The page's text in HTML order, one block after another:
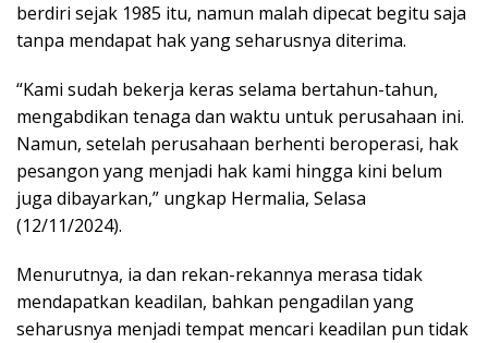
berdiri sejak 1985 itu, namun malah dipecat begitu saja
tanpa mendapat hak yang seharusnya diterima.
“Kami sudah bekerja keras selama bertahun-tahun,
mengabdikan tenaga dan waktu untuk perusahaan ini.
Namun, setelah perusahaan berhenti beroperasi, hak
pesangon yang menjadi hak kami hingga kini belum
juga dibayarkan,” ungkap Hermalia, Selasa
(12/11/2024).
Menurutnya, ia dan rekan-rekannya merasa tidak
mendapatkan keadilan, bahkan pengadilan yang
seharusnya menjadi tempat mencari keadilan pun tidak